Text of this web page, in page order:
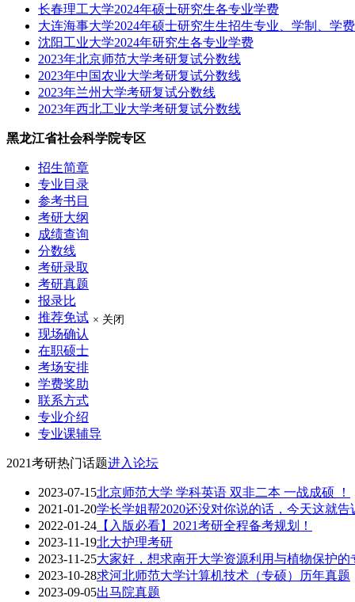
长春理工大学2024年硕士研究生各专业学费
大连海事大学2024年硕士研究生生招生专业、学制、学
沈阳工业大学2024年研究生各专业学费
2023年北京师范大学考研复试分数线
2023年中国农业大学考研复试分数线
2023年兰州大学考研复试分数线
2023年西北工业大学考研复试分数线
黑龙江省社会科学院专区
招生简章
专业目录
参考书目
考研大纲
成绩查询
分数线
考研录取
考研真题
报录比
推荐免试
现场确认
在职硕士
考场安排
学费奖助
联系方式
专业介绍
专业课辅导
2021考研热门话题进入论坛
2023-07-15北京师范大学 学科英语 双非二本 一战成硕 ！
2021-01-20学长学姐帮2020还没对你说的话，今天这就告
2022-01-24 【入版必看】2021考研全程备考规划！
2023-11-19北大护理考研
2023-11-25大家好，想求南开大学资源利用与植物保护的
2023-10-28求河北师范大学计算机技术（专硕）历年真题
2023-09-05出马院真题
× 关闭